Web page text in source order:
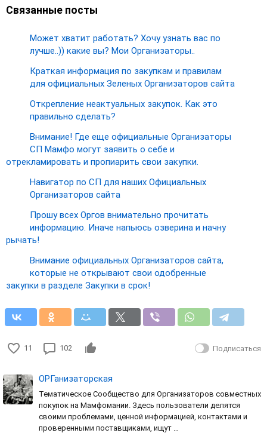
Связанные посты
Может хватит работать? Хочу узнать вас по
лучше..)) какие вы? Мои Организаторы..
Краткая информация по закупкам и правилам
для официальных Зеленых Организаторов сайта
Открепление неактуальных закупок. Как это
правильно сделать?
Внимание! Где еще официальные Организаторы
СП Мамфо могут заявить о себе и
отрекламировать и пропиарить свои закупки.
Навигатор по СП для наших Официальных
Организаторов сайта
Прошу всех Оргов внимательно прочитать
информацию. Иначе напьюсь озверина и начну
рычать!
Внимание официальных Организаторов сайта,
которые не открывают свои одобренные
закупки в разделе Закупки в срок!
11 102 Подписаться
ОРГанизаторская
Тематическое Сообщество для Организаторов совместных
покупок на Мамфомании. Здесь пользователи делятся
своими проблемами, ценной информацией, контактами и
проверенными поставщиками, ищут …